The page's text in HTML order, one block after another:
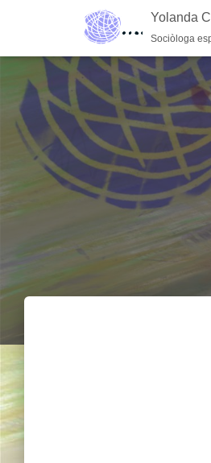
Yolanda
Sociòloga